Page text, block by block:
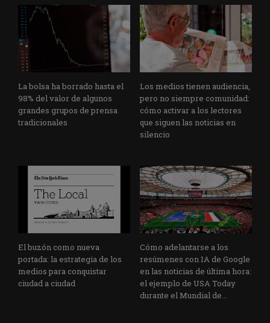
La bolsa ha borrado hasta el
98% del valor de algunos
grandes grupos de prensa
tradicionales
Los medios tienen audiencia,
pero no siempre comunidad:
cómo activar a los lectores
que siguen las noticias en
silencio
El buzón como nueva
portada: la estrategia de los
medios para conquistar
ciudad a ciudad
Cómo adelantarse a los
resúmenes con IA de Google
en las noticias de última hora:
el ejemplo de USA Today
durante el Mundial de...